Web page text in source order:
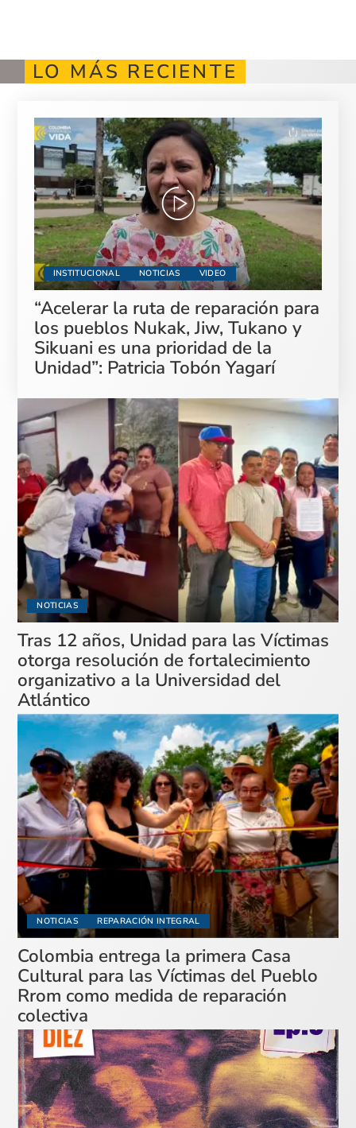
LO MÁS RECIENTE
INSTITUCIONAL NOTICIAS VIDEO
“Acelerar la ruta de reparación para
los pueblos Nukak, Jiw, Tukano y
Sikuani es una prioridad de la
Unidad”: Patricia Tobón Yagarí
NOTICIAS
Tras 12 años, Unidad para las Víctimas
otorga resolución de fortalecimiento
organizativo a la Universidad del
Atlántico
NOTICIAS REPARACIÓN INTEGRAL
Colombia entrega la primera Casa
Cultural para las Víctimas del Pueblo
Rrom como medida de reparación
colectiva